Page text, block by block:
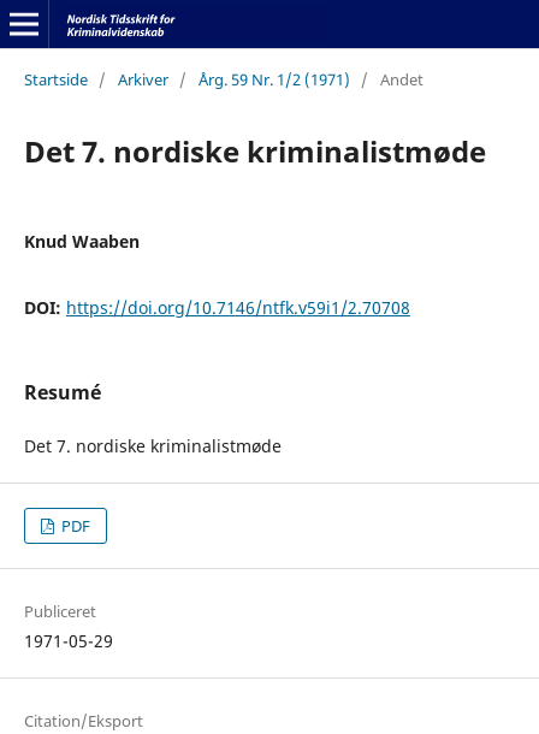
Startside / Arkiver / Årg. 59 Nr. 1/2 (1971) / Andet
Det 7. nordiske kriminalistmøde
Knud Waaben
DOI: https://doi.org/10.7146/ntfk.v59i1/2.70708
Resumé
Det 7. nordiske kriminalistmøde
PDF
Publiceret
1971-05-29
Citation/Eksport